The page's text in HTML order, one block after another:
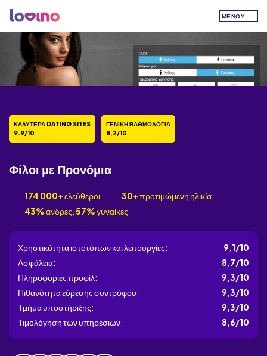
ΜΕΝΟΎ
ΚΑΛΎΤΕΡΑ DATING SITES
9.9/10
ΓΕΝΙΚΉ ΒΑΘΜΟΛΟΓΊΑ
8,2/10
Φίλοι με Προνόμια
174 000+ελεύθεροι 30+προτιμώμενη ηλικία
43%άνδρες, 57%γυναίκες
Χρηστικότητα ιστοτόπων και λειτουργίες:
9,1/10
Ασφάλεια:
8,7/10
Πληροφορίες προφίλ:
9,3/10
Πιθανότητα εύρεσης συντρόφου:
9,3/10
Τμήμα υποστήριξης:
9,3/10
Τιμολόγηση των υπηρεσιών :
8,6/10